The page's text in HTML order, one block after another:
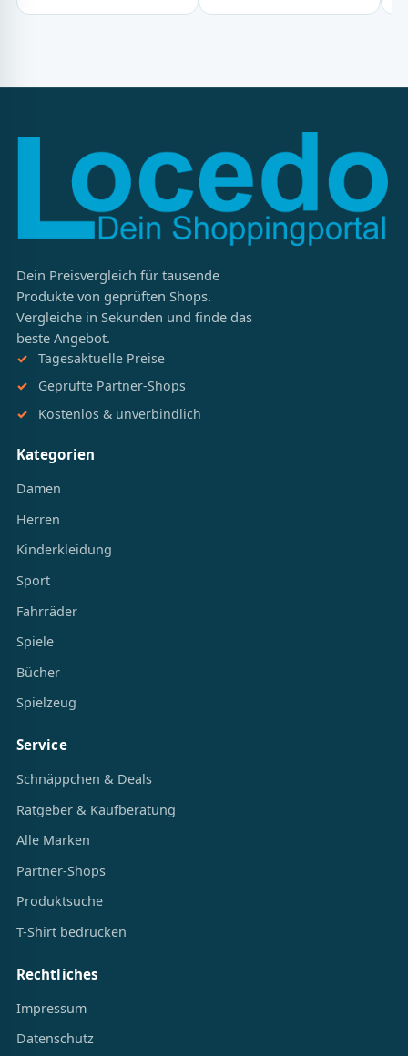
Dein Preisvergleich für tausende
Produkte von geprüften Shops.
Vergleiche in Sekunden und finde das
beste Angebot.
Tagesaktuelle Preise
Geprüfte Partner-Shops
Kostenlos & unverbindlich
Kategorien
Damen
Herren
Kinderkleidung
Sport
Fahrräder
Spiele
Bücher
Spielzeug
Service
Schnäppchen & Deals
Ratgeber & Kaufberatung
Alle Marken
Partner-Shops
Produktsuche
T-Shirt bedrucken
Rechtliches
Impressum
Datenschutz